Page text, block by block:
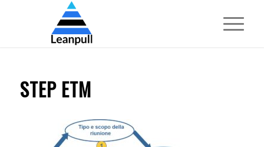
STEP ETM